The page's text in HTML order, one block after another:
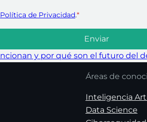
Política de Privacidad.*
y por qué son el futuro del
Áreas de
Inteligencia
Data Science